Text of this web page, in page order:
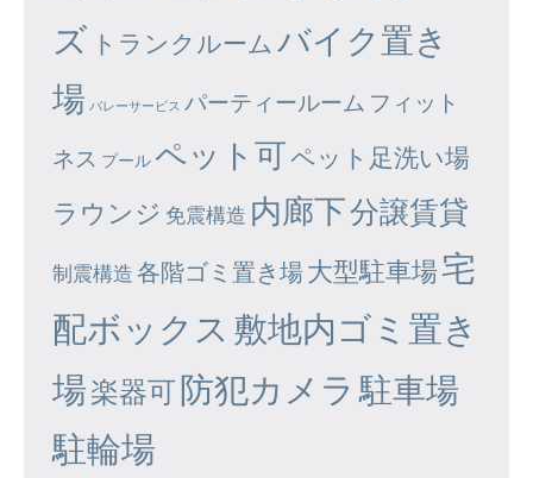
ズ トランクルーム バイク置き
場 バレーサービス パーティールーム フィット
ネス プール ペット可ペット足洗い場
ラウンジ 免震構造 内廊下分譲賃貸
制震構造 各階ゴミ置き場大型駐車場宅
配ボックス 敷地内ゴミ置き
場楽器可防犯カメラ 駐車場
駐輪場